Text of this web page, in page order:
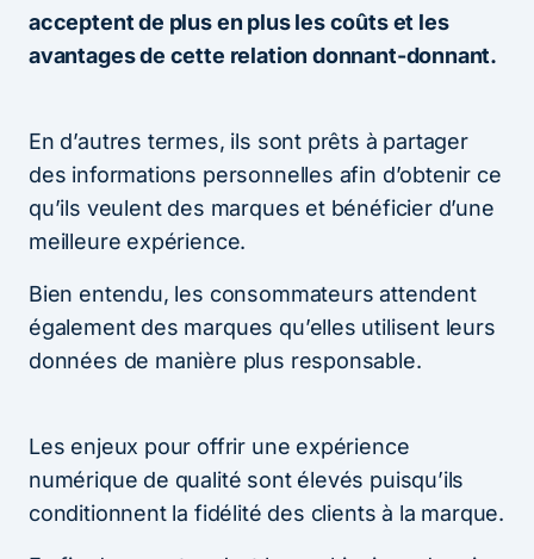
acceptent de plus en plus les coûts et les
avantages de cette relation donnant-donnant.
En d’autres termes, ils sont prêts à partager
des informations personnelles afin d’obtenir ce
qu’ils veulent des marques et bénéficier d’une
meilleure expérience.
Bien entendu, les consommateurs attendent
également des marques qu’elles utilisent leurs
données de manière plus responsable.
Les enjeux pour offrir une expérience
numérique de qualité sont élevés puisqu’ils
conditionnent la fidélité des clients à la marque.